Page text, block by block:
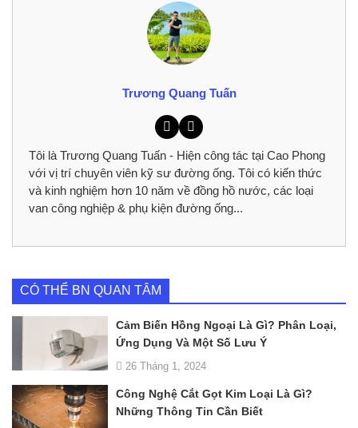
Trương Quang Tuấn
Tôi là Trương Quang Tuấn - Hiện công tác tại Cao Phong
với vị trí chuyên viên kỹ sư đường ống. Tôi có kiến thức
và kinh nghiệm hơn 10 năm về đồng hồ nước, các loại
van công nghiệp & phụ kiện đường ống...
CÓ THỂ BN QUAN TÂM
Cảm Biến Hồng Ngoại Là Gì? Phân Loại,
Ứng Dụng Và Một Số Lưu Ý
26 Tháng 1, 2024
Công Nghệ Cắt Gọt Kim Loại Là Gì?
Những Thông Tin Cần Biết